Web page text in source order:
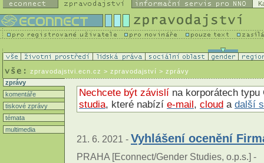
zpravodajstvi.ecn.cz > zpravodajství > zprávy
zprávy
komentáře
tiskové zprávy
témata
multimedia
Nechcete být závislí na korporátech
studia, které nabízí e-mail, cloud a další
21. 6. 2021 - Vyhlášení ocenění
PRAHA [Econnect/Gender Studies, o.p.s.] -